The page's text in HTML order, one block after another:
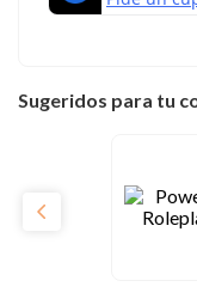
Sugeridos para tu